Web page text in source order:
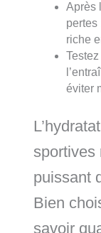
Après
pertes
riche
éviter
sportives
puissant
Bien
savoir